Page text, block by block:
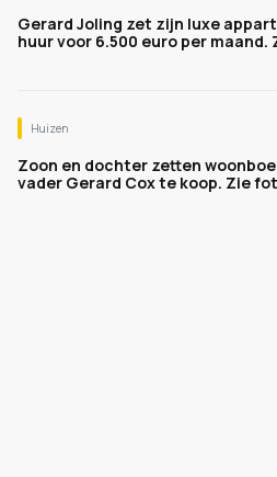
Gerard Joling zet zijn luxe
huur voor 6.500 euro per maand.
Huizen
Zoon en dochter zetten
vader Gerard Cox te koop. Zie